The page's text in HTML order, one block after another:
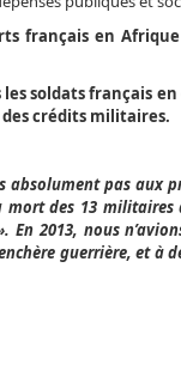
français en
soldats français
des crédits militaires.
absolument pas aux
mort des 13
En 2013, nous
guerrière, et à